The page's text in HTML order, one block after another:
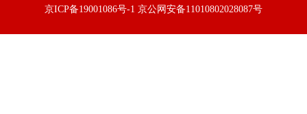
京ICP备19001086号-1 京公网安备11010802028087号